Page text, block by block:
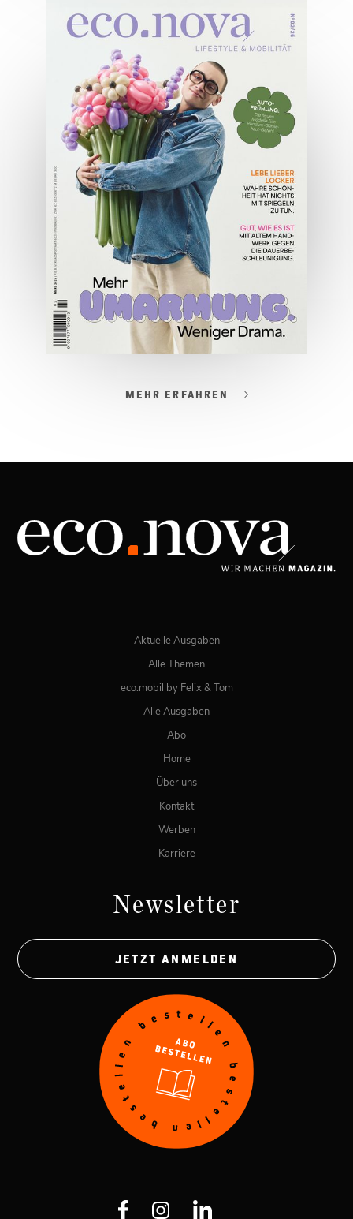
04/2026
Wirtschaftsausgabe April 2026
JETZT BESTELLEN
ONLINE LESEN
03/2026
JETZT BESTELLEN
MEHR ERFAHREN
Aktuelle Ausgaben
Alle Themen
eco.mobil by Felix & Tom
Alle Ausgaben
Abo
Home
Über uns
Kontakt
Werben
Karriere
Newsletter
JETZT ANMELDEN